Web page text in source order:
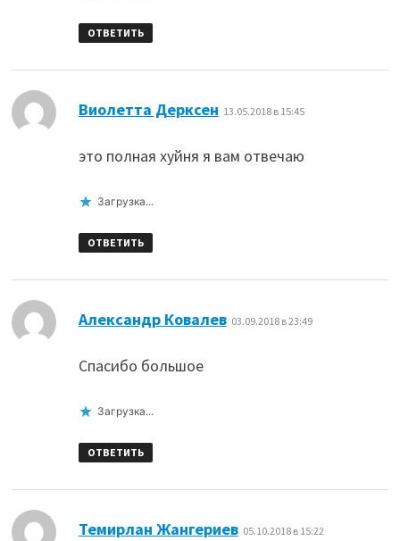
ОТВЕТИТЬ
Виолетта Дерксен 13.05.2018 в 15:45
это полная хуйня я вам отвечаю
Загрузка...
ОТВЕТИТЬ
Александр Ковалев: 03.09.2018 в 23:49
Спасибо большое
Загрузка...
ОТВЕТИТЬ
Темирлан Жангериев: 05.10.2018 в 15:22